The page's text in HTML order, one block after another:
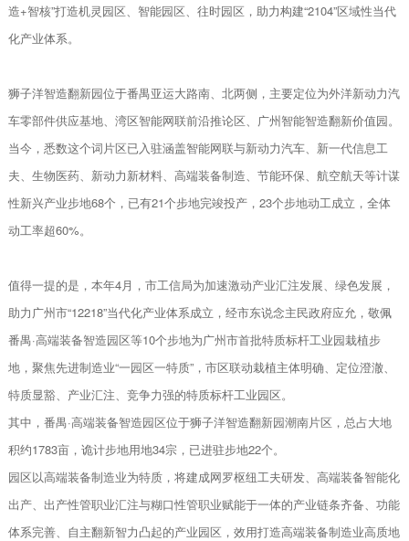
造+智核”打造机灵园区、智能园区、往时园区，助力构建“2104”区域性当代
化产业体系。
狮子洋智造翻新园位于番禺亚运大路南、北两侧，主要定位为外洋新动力汽
车零部件供应基地、湾区智能网联前沿推论区、广州智能智造翻新价值园。
当今，悉数这个词片区已入驻涵盖智能网联与新动力汽车、‌新一代信息工
夫、‌生物医药、新动力‌新材料、‌高端装备制造、‌节能环保、航空航天等计谋
性新兴产业步地68个，已有21个步地完竣投产，23个步地动工成立，全体
动工率超60%。
值得一提的是，本年4月，市工信局为加速激动产业汇注发展、绿色发展，
助力广州市“12218”当代化产业体系成立，经市东说念主民政府应允，敬佩
番禺·高端装备智造园区等10个步地为广州市首批特质标杆工业园栽植步
地，聚焦先进制造业“一园区一特质”，市区联动栽植主体明确、定位澄澈、
特质显豁、产业汇注、竞争力强的特质标杆工业园区。
其中，番禺·高端装备智造园区位于狮子洋智造翻新园潮南片区，总占大地
积约1783亩，诡计步地用地34宗，已进驻步地22个。
园区以高端装备制造业为特质，将建成网罗枢纽工夫研发、高端装备智能化
出产、出产性管职业汇注与糊口性管职业赋能于一体的产业链条齐备、功能
体系完善、自主翻新智力凸起的产业园区，效用打造高端装备制造业高质地